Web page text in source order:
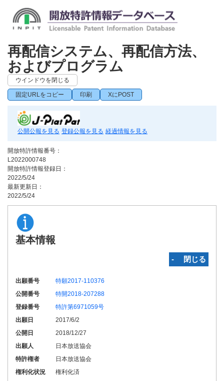
再配信システム、再配信方法、
およびプログラム
ウインドウを閉じる
固定URLをコピー 印刷 XにPOST
公開公報を見る 登録公報を見る 経過情報を見る
開放特許情報番号：
L2022000748
開放特許情報登録日：
2022/5/24
最新更新日：
2022/5/24
基本情報
‐ 閉じる
出願番号
特願2017-110376
公開番号
特開2018-207288
登録番号
特許第6971059号
出願日
2017/6/2
公開日
2018/12/27
出願人
日本放送協会
特許権者
日本放送協会
権利化状況
権利化済